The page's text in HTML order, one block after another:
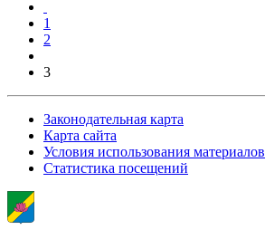
1
2
3
Законодательная карта
Карта сайта
Условия использования материалов
Статистика посещений